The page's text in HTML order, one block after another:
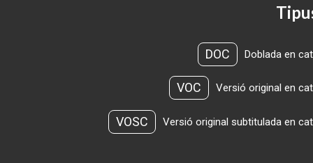
DOC Doblada en
VOC Versió original en
VOSC Versió original subtitulada en